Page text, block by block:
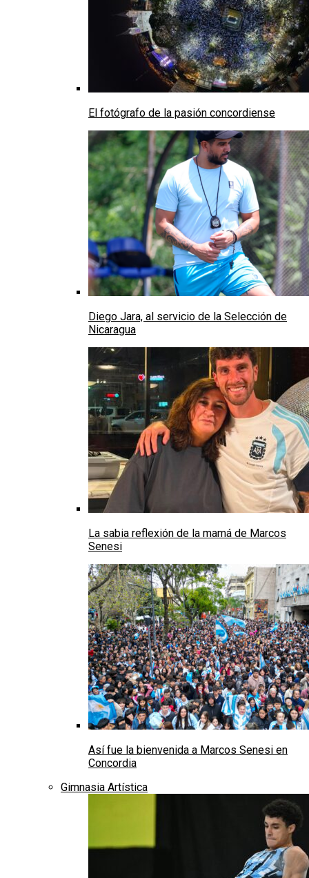
El fotógrafo de la pasión concordiense
Diego Jara, al servicio de la Selección de
Nicaragua
La sabia reflexión de la mamá de Marcos
Senesi
Así fue la bienvenida a Marcos Senesi en
Concordia
Gimnasia Artística